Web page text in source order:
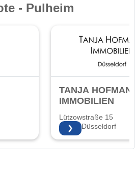
- Pulheim
TANJA
IMMOBILIEN
Lützowstraße 15
40476 Düsseldorf
❯